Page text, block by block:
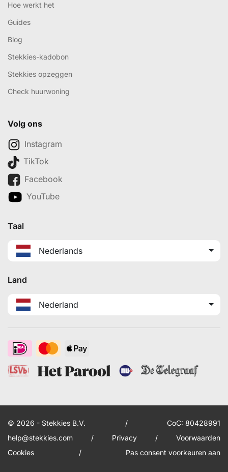
Hoe werkt het
Guides
Blog
Stekkies-kadobon
Stekkies opzeggen
Check huurwoning
Volg ons
Instagram
TikTok
Facebook
YouTube
Taal
Nederlands
Land
Nederland
© 2026 - Stekkies B.V. /
CoC: 80428991
help@stekkies.com
/ Privacy /
Voorwaarden
Cookies
/ Pas consent voorkeuren aan